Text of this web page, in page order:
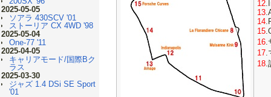
2025-05-05
ソアラ 430SCV '01
ストーリア CX 4WD '98
2025-05-04
One-77 '11
2025-04-05
キャリアモード/国際Bク
ラス
2025-03-30
ジャズ 1.4 DSi SE Sport
'01
12
13
14
15
16
17
18